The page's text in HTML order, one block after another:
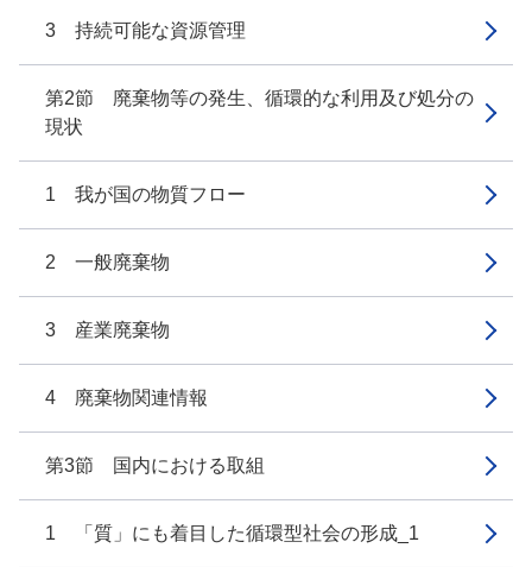
3 持続可能な資源管理
第2節 廃棄物等の発生、循環的な利用及び処分の
現状
1 我が国の物質フロー
2 一般廃棄物
3 産業廃棄物
4 廃棄物関連情報
第3節 国内における取組
1 「質」にも着目した循環型社会の形成_1